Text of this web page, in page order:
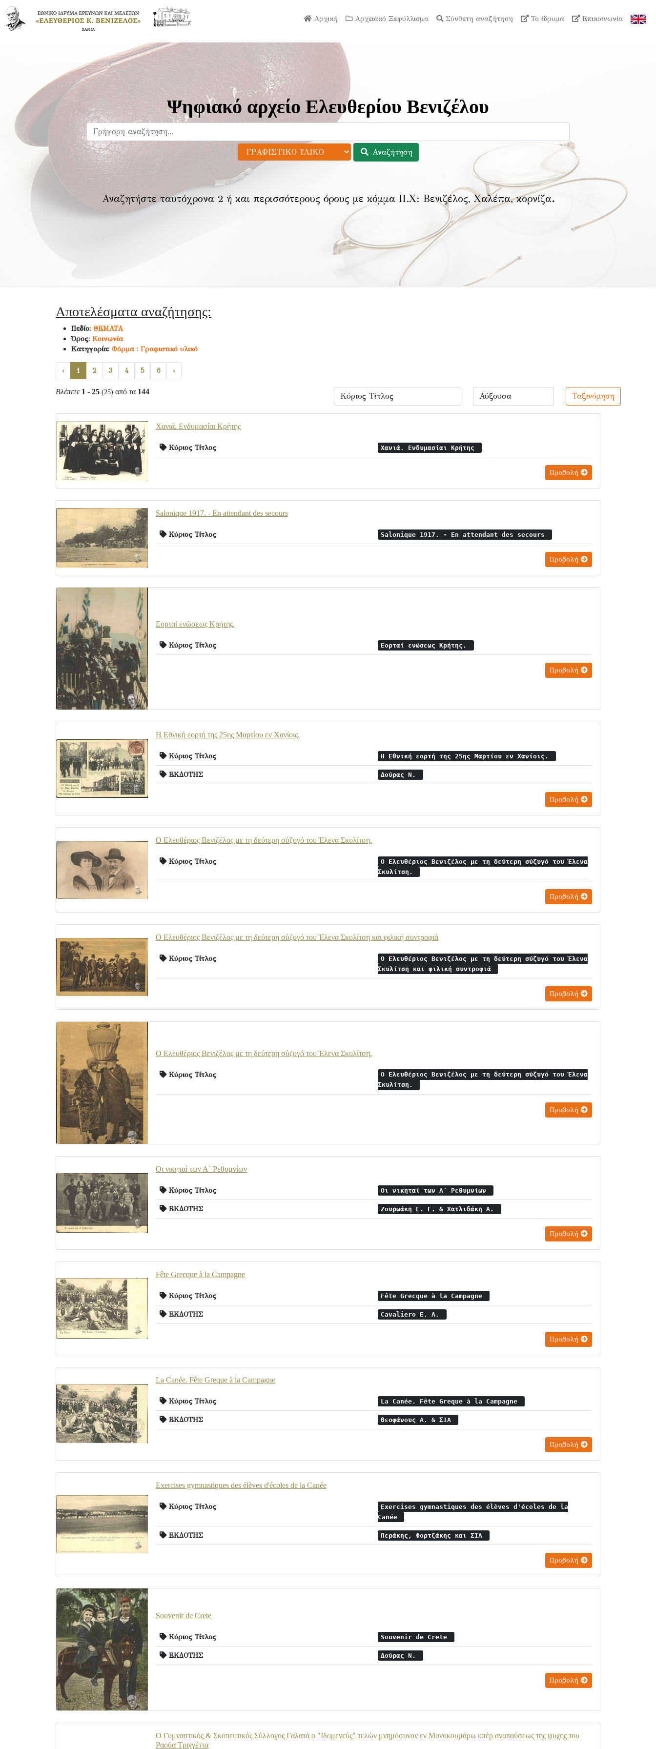
Αρχική Αρχειακό Ξεφύλλισμα Σύνθετη αναζήτηση Το ίδρυμα Επικοινωνία
Ψηφιακό αρχείο Ελευθερίου Βενιζέλου
Αναζήτηση
Αναζητήστε ταυτόχρονα 2 ή και περισσότερους όρους με κόμμα Π.Χ: Βενιζέλος, Χαλέπα, κορνίζα.
Αποτελέσματα αναζήτησης:
Πεδίο: ΘΕΜΑΤΑ
Όρος: Κοινωνία
Κατηγορία: Φόρμα : Γραφιστικό υλικό
‹ 1 2 3 4 5 6 ›
Βλέπετε 1 - 25 (25) από τα 144 Ταξινόμηση
Χανιά. Ενδυμασίαι Κρήτης
Κύριος Τίτλος Χανιά. Ενδυμασίαι Κρήτης
Προβολή
Salonique 1917. - En attendant des secours
Κύριος Τίτλος Salonique 1917. - En attendant des secours
Προβολή
Εορταί ενώσεως Κρήτης.
Κύριος Τίτλος Εορταί ενώσεως Κρήτης.
Προβολή
Η Εθνική εορτή της 25ης Μαρτίου εν Χανίοις.
Κύριος Τίτλος Η Εθνική εορτή της 25ης Μαρτίου εν Χανίοις.
ΕΚΔΟΤΗΣ Δούρας Ν.
Προβολή
Ο Ελευθέριος Βενιζέλος με τη δεύτερη σύζυγό του Έλενα Σκυλίτση.
Κύριος Τίτλος
Ο Ελευθέριος Βενιζέλος με τη δεύτερη σύζυγό του Έλενα
Σκυλίτση.
Προβολή
Ο Ελευθέριος Βενιζέλος με τη δεύτερη σύζυγό του Έλενα Σκυλίτση και φιλική συντροφιά
Κύριος Τίτλος
Ο Ελευθέριος Βενιζέλος με τη δεύτερη σύζυγό του Έλενα
Σκυλίτση και φιλική συντροφιά
Προβολή
Ο Ελευθέριος Βενιζέλος με τη δεύτερη σύζυγό του Έλενα Σκυλίτση.
Κύριος Τίτλος
Ο Ελευθέριος Βενιζέλος με τη δεύτερη σύζυγό του Έλενα
Σκυλίτση.
Προβολή
Οι νικηταί των Α΄ Ρεθυμνίων
Κύριος Τίτλος Οι νικηταί των Α΄ Ρεθυμνίων
ΕΚΔΟΤΗΣ Ζουρωάκη Ε. Γ. & Χατλιδάκη Α.
Προβολή
Fête Grecque à la Campagne
Κύριος Τίτλος Fête Grecque à la Campagne
ΕΚΔΟΤΗΣ Cavaliero E. A.
Προβολή
La Canée. Fête Greque à la Campagne
Κύριος Τίτλος La Canée. Fête Greque à la Campagne
ΕΚΔΟΤΗΣ Θεοφάνους Α. & ΣΙΑ
Προβολή
Exercises gymnastiques des élèves d'écoles de la Canée
Κύριος Τίτλος
Exercises gymnastiques des élèves d'écoles de la
Canée
ΕΚΔΟΤΗΣ Περάκης, Φορτζάκης και ΣΙΑ
Προβολή
Souvenir de Crete
Κύριος Τίτλος Souvenir de Crete
ΕΚΔΟΤΗΣ Δούρας Ν.
Προβολή
Ο Γυμναστικός & Σκοπευτικός Σύλλογος Γαλατά ο "Ιδομενεύς" τελών μνημόσυνον εν Μονοκουμάρω υπέρ αναπαύσεως της ψυχης του
Ραούα Τριγγέττα